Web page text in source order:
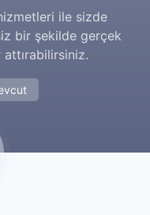
ile sizde
bir şekilde gerçek
attırabilirsiniz.